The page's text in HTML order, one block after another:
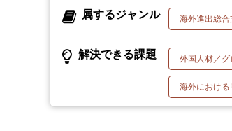
属するジャンル 海外進出総合
解決できる課題 外国人材／
海外におけ